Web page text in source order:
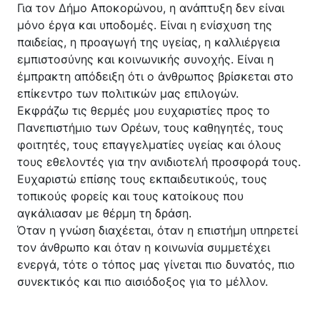
Για τον Δήμο Αποκορώνου, η ανάπτυξη δεν είναι
μόνο έργα και υποδομές. Είναι η ενίσχυση της
παιδείας, η προαγωγή της υγείας, η καλλιέργεια
εμπιστοσύνης και κοινωνικής συνοχής. Είναι η
έμπρακτη απόδειξη ότι ο άνθρωπος βρίσκεται στο
επίκεντρο των πολιτικών μας επιλογών.
Εκφράζω τις θερμές μου ευχαριστίες προς το
Πανεπιστήμιο των Ορέων, τους καθηγητές, τους
φοιτητές, τους επαγγελματίες υγείας και όλους
τους εθελοντές για την ανιδιοτελή προσφορά τους.
Ευχαριστώ επίσης τους εκπαιδευτικούς, τους
τοπικούς φορείς και τους κατοίκους που
αγκάλιασαν με θέρμη τη δράση.
Όταν η γνώση διαχέεται, όταν η επιστήμη υπηρετεί
τον άνθρωπο και όταν η κοινωνία συμμετέχει
ενεργά, τότε ο τόπος μας γίνεται πιο δυνατός, πιο
συνεκτικός και πιο αισιόδοξος για το μέλλον.